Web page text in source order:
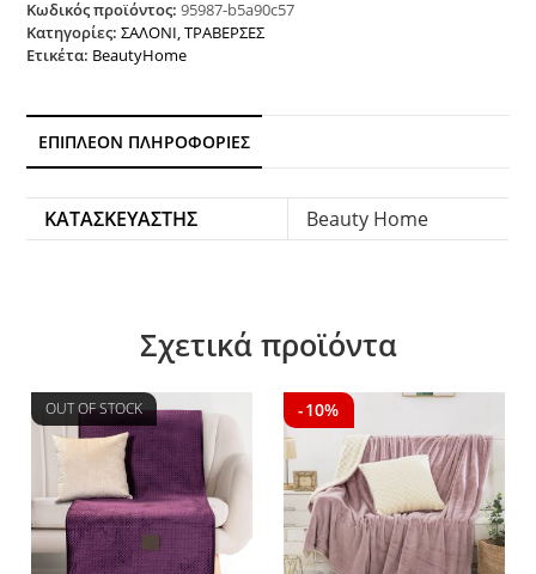
–
Κρεμ,λαδί
και
cm
ποσότητα
Κωδικός προϊόντος:95987-b5a90c57
Κατηγορίες:ΣΑΛΟΝΙ,ΤΡΑΒΕΡΣΕΣ
Ετικέτα: BeautyHome
ΕΠΙΠΛΈΟΝ ΠΛΗΡΟΦΟΡΊΕΣ
ΚΑΤΑΣΚΕΥΑΣΤΗΣ Beauty Home
Σχετικά προϊόντα
OUT OF STOCK -10%